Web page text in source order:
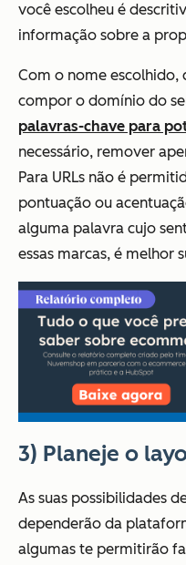
você escolheu é
informação sobre a
Com o nome escolhido,
compor o domínio do
palavras-chave para
necessário, remover
Para URLs não é
pontuação ou
alguma palavra cujo
essas marcas, é melhor
3) Planeje o
As suas possibilidades
dependerão da
algumas te permitirão